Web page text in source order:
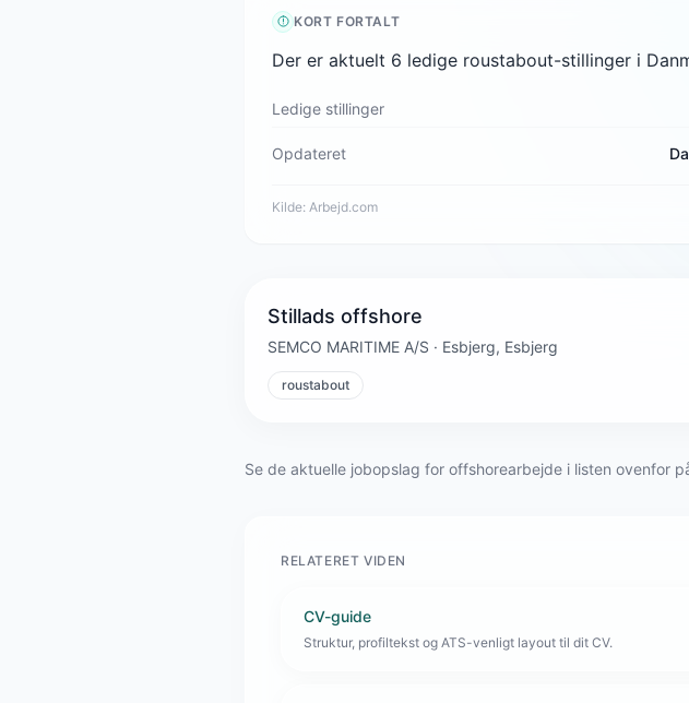
KORT FORTALT
Der er aktuelt 6 ledige roustabout-stillinger i
Ledige stillinger
Opdateret
Kilde: Arbejd.com
Stillads offshore
SEMCO MARITIME A/S · Esbjerg, Esbjerg
roustabout
Se de aktuelle jobopslag for offshorearbejde i listen ovenfor
RELATERET VIDEN
CV-guide
Struktur, profiltekst og ATS-venligt layout til dit CV.